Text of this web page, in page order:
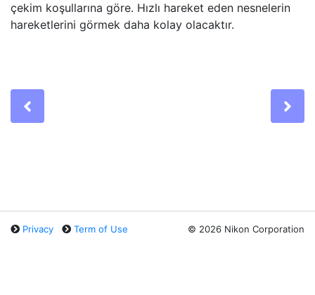
çekim koşullarına göre. Hızlı hareket eden nesnelerin
hareketlerini görmek daha kolay olacaktır.
Privacy Term of Use © 2026 Nikon Corporation